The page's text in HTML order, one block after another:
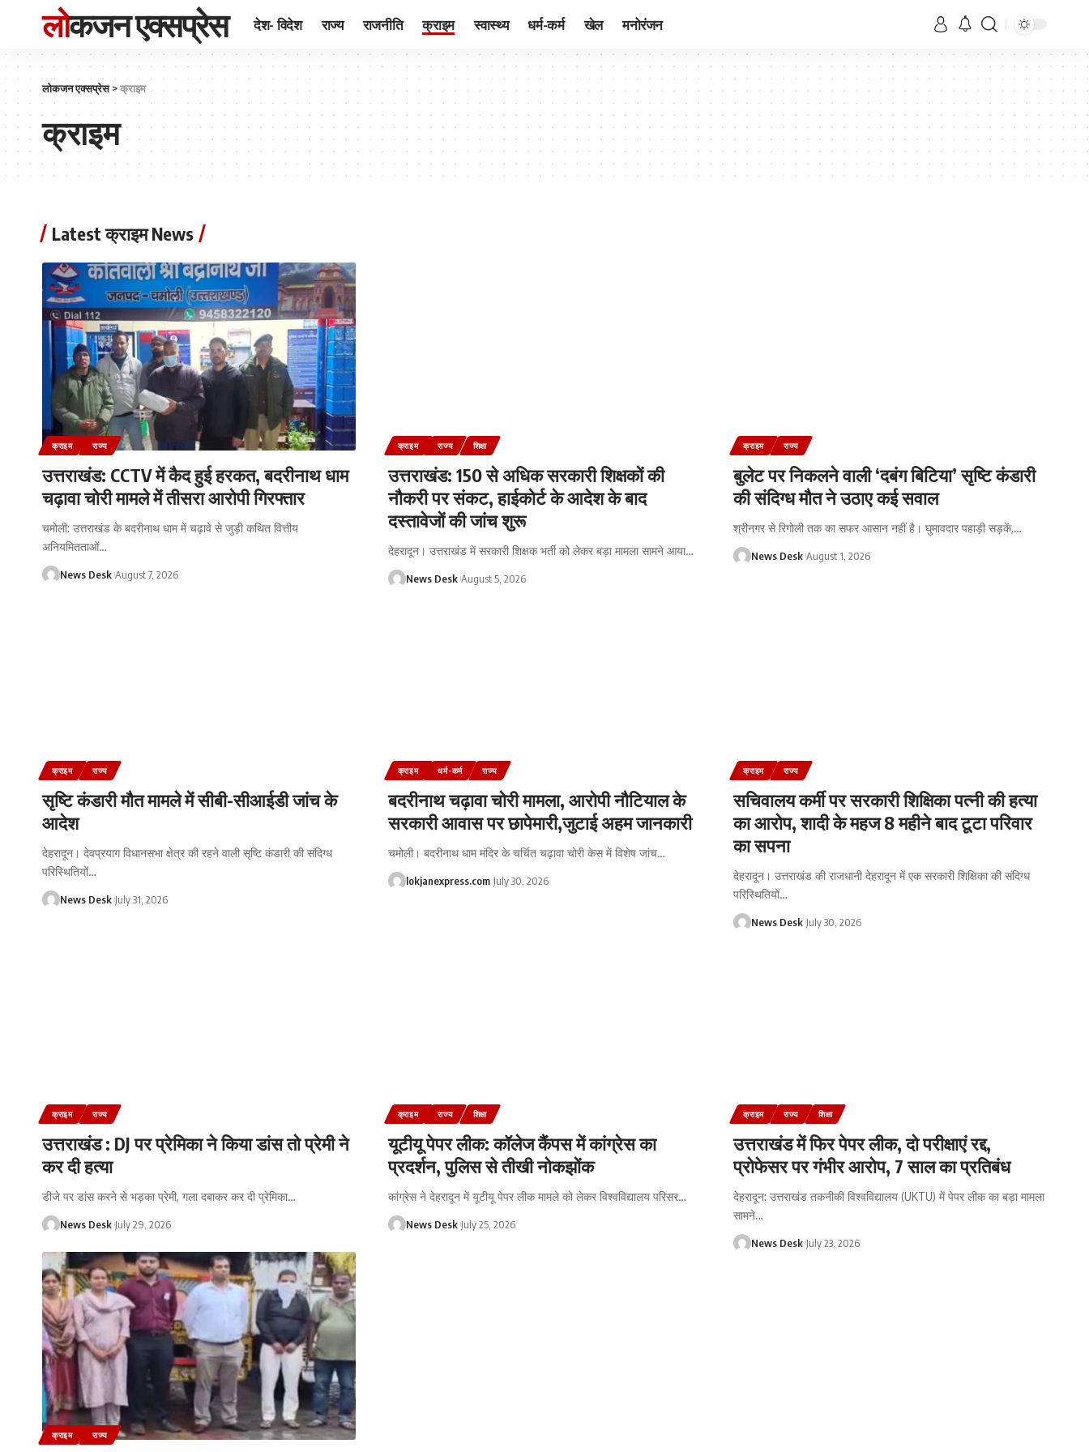
लोकजन एक्सप्रेस देश- विदेश राज्य राजनीति क्राइम स्वास्थ्य धर्म-कर्म खेल मनोरंजन
लोकजन एक्सप्रेस>क्राइम
क्राइम
Latest क्राइम News
क्राइम राज्य
उत्तराखंड: CCTV में कैद हुई हरकत, बदरीनाथ धाम
चढ़ावा चोरी मामले में तीसरा आरोपी गिरफ्तार
चमोली: उत्तराखंड के बदरीनाथ धाम में चढ़ावे से जुड़ी कथित वित्तीय
अनियमितताओं…
News Desk August 7, 2026
क्राइम राज्य शिक्षा
उत्तराखंड: 150 से अधिक सरकारी शिक्षकों की
नौकरी पर संकट, हाईकोर्ट के आदेश के बाद
दस्तावेजों की जांच शुरू
देहरादून। उत्तराखंड में सरकारी शिक्षक भर्ती को लेकर बड़ा मामला सामने आया…
News Desk August 5, 2026
क्राइम राज्य
बुलेट पर निकलने वाली ‘दबंग बिटिया’ सृष्टि कंडारी
की संदिग्ध मौत ने उठाए कई सवाल
श्रीनगर से रिगोली तक का सफर आसान नहीं है। घुमावदार पहाड़ी सड़कें,…
News Desk August 1, 2026
क्राइम राज्य
सृष्टि कंडारी मौत मामले में सीबी-सीआईडी जांच के
आदेश
देहरादून। देवप्रयाग विधानसभा क्षेत्र की रहने वाली सृष्टि कंडारी की संदिग्ध
परिस्थितियों…
News Desk July 31, 2026
क्राइम धर्म-कर्म राज्य
बदरीनाथ चढ़ावा चोरी मामला, आरोपी नौटियाल के
सरकारी आवास पर छापेमारी,जुटाई अहम जानकारी
चमोली। बदरीनाथ धाम मंदिर के चर्चित चढ़ावा चोरी केस में विशेष जांच…
lokjanexpress.com July 30, 2026
क्राइम राज्य
सचिवालय कर्मी पर सरकारी शिक्षिका पत्नी की हत्या
का आरोप, शादी के महज 8 महीने बाद टूटा परिवार
का सपना
देहरादून। उत्तराखंड की राजधानी देहरादून में एक सरकारी शिक्षिका की संदिग्ध
परिस्थितियों…
News Desk July 30, 2026
क्राइम राज्य
उत्तराखंड : DJ पर प्रेमिका ने किया डांस तो प्रेमी ने
कर दी हत्या
डीजे पर डांस करने से भड़का प्रेमी, गला दबाकर कर दी प्रेमिका…
News Desk July 29, 2026
क्राइम राज्य शिक्षा
यूटीयू पेपर लीक: कॉलेज कैंपस में कांग्रेस का
प्रदर्शन, पुलिस से तीखी नोकझोंक
कांग्रेस ने देहरादून में यूटीयू पेपर लीक मामले को लेकर विश्वविद्यालय परिसर…
News Desk July 25, 2026
क्राइम राज्य शिक्षा
उत्तराखंड में फिर पेपर लीक, दो परीक्षाएं रद्द,
प्रोफेसर पर गंभीर आरोप, 7 साल का प्रतिबंध
देहरादून: उत्तराखंड तकनीकी विश्वविद्यालय (UKTU) में पेपर लीक का बड़ा मामला
सामने…
News Desk July 23, 2026
क्राइम राज्य